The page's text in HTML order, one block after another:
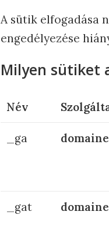
A sütik elfogadása
engedélyezése
Milyen sütiket
Név
_ga
_gat